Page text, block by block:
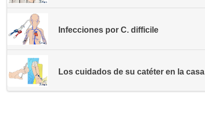
Infecciones por C. difficile
Los cuidados de su catéter en la casa